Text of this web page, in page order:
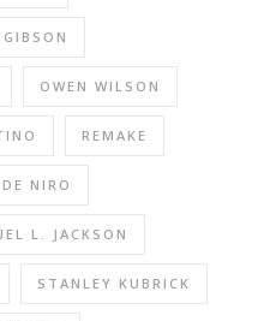
OWEN WILSON
REMAKE
NIRO
L. JACKSON
STANLEY KUBRICK